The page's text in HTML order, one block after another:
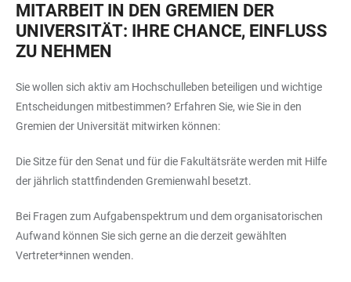
MITARBEIT IN DEN GREMIEN DER
UNIVERSITÄT: IHRE CHANCE, EINFLUSS
ZU NEHMEN
Sie wollen sich aktiv am Hochschulleben beteiligen und wichtige
Entscheidungen mitbestimmen? Erfahren Sie, wie Sie in den
Gremien der Universität mitwirken können:
Die Sitze für den Senat und für die Fakultätsräte werden mit Hilfe
der jährlich stattfindenden Gremienwahl besetzt.
Bei Fragen zum Aufgabenspektrum und dem organisatorischen
Aufwand können Sie sich gerne an die derzeit gewählten
Vertreter*innen wenden.